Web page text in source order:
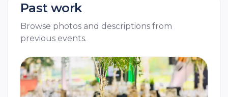
Past work
Browse photos and descriptions from
previous events.